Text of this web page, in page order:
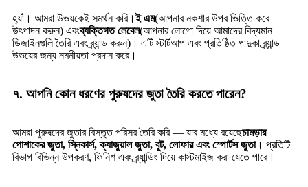
হ্যাঁ। আমরা উভয়কেই সমর্থন করি।ই এম(আপনার নকশার উপর ভিত্তি করে
উৎপাদন করুন) এবংব্যক্তিগত লেবেল(আপনার লোগো দিয়ে আমাদের বিদ্যমান
ডিজাইনগুলি তৈরি এবং ব্র্যান্ড করুন)। এটি স্টার্টআপ এবং প্রতিষ্ঠিত পাদুকা ব্র্যান্ড
উভয়ের জন্য নমনীয়তা প্রদান করে।
৭. আপনি কোন ধরণের পুরুষদের জুতা তৈরি করতে পারেন?
আমরা পুরুষদের জুতার বিস্তৃত পরিসর তৈরি করি — যার মধ্যে রয়েছেচামড়ার
পোশাকের জুতা, স্নিকার্স, ক্যাজুয়াল জুতা, বুট, লোফার এবং স্পোর্টস জুতা। প্রতিটি
বিভাগ বিভিন্ন উপকরণ, ফিনিশ এবং ব্র্যান্ডিং দিয়ে কাস্টমাইজ করা যেতে পারে।